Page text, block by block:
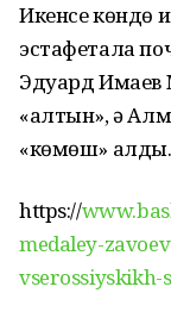
Икенсе көндө
эстафетала
Эдуард Имаев
«алтын», ә
«көмөш» алды.
https://
medaley-